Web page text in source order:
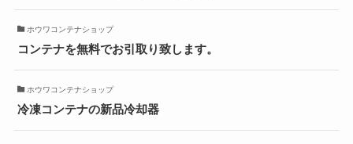
ホウワコンテナショップ
コンテナを無料でお引取り致します。
ホウワコンテナショップ
冷凍コンテナの新品冷却器